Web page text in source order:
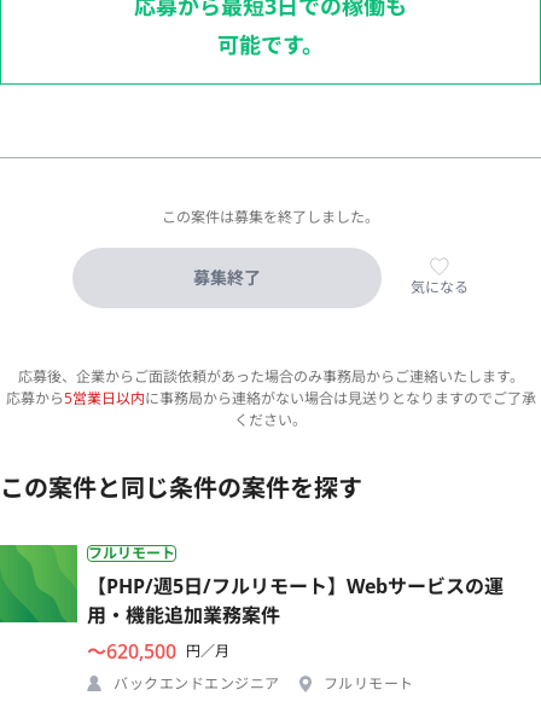
可能です。
この案件は募集を終了しました。
募集終了 気になる
応募後、企業からご面談依頼があった場合のみ事務局からご連絡いたします。
応募から5営業日以内に事務局から連絡がない場合は見送りとなりますのでご了承
ください。
この案件と同じ条件の案件を探す
フルリモート
【PHP/週5日/フルリモート】Webサービスの運
用・機能追加業務案件
〜620,500 円／月
バックエンドエンジニア
フルリモート